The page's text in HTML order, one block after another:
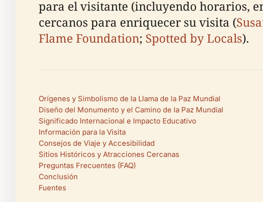
para el visitante (incluyendo horarios,
cercanos para enriquecer su visita (
Flame Foundation; Spotted by Locals).
Orígenes y Simbolismo de la Llama de la Paz Mundial
Diseño del Monumento y el Camino de la Paz Mundial
Significado Internacional e Impacto Educativo
Información para la Visita
Consejos de Viaje y Accesibilidad
Sitios Históricos y Atracciones Cercanas
Preguntas Frecuentes (FAQ)
Conclusión
Fuentes